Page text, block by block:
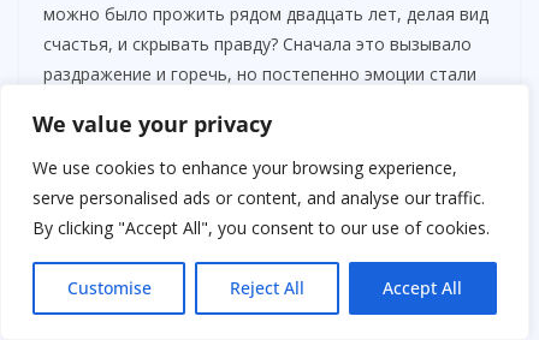
We value your privacy
We use cookies to enhance your browsing experience,
serve personalised ads or content, and analyse our traffic.
By clicking "Accept All", you consent to our use of cookies.
Customise Reject All Accept All
можно было прожить рядом двадцать лет, делая вид
счастья, и скрывать правду? Сначала это вызывало
раздражение и горечь, но постепенно эмоции стали
что это прошлое больше не определяет меня.